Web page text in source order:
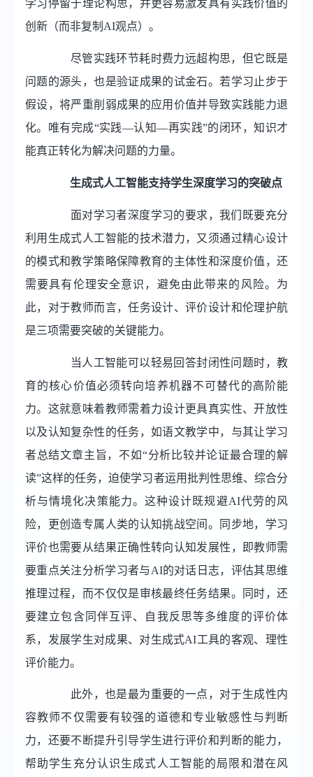
学习停留于理论构思，并更容易激发具有实践价值的
创新（而非复制AI观点）。
尽管实践环节耗时费力远超构思，但它既是
问题的源头，也是验证成果的试金石。若学习止步于
假设，将严重削弱成果的应用价值并导致实践能力退
化。唯有完成“实践—认知—再实践”的闭环，知识才
能真正转化为解决问题的力量。
生成式人工智能支持学生深度学习的突破点
面对学习者深度学习的要求，我们既要充分
利用生成式人工智能的技术潜力，又须通过精心设计
的模式和教学策略保障教育的主体性和深度价值，还
需要具有伦理安全意识，避免由此带来的风险。为
此，对于教师而言，任务设计、评价设计和伦理护航
是三项需要突破的关键能力。
当人工智能可以轻易回答封闭性问题时，教
育的核心价值必须转向培养机器不可替代的高阶能
力。这就意味着教师需着力设计更具真实性、开放性
以及认知复杂性的任务，如语文教学中，与其让学习
者总结文章主旨，不如“分析比较并论证最合理的解
读”这样的任务，迫使学习者运用批判性思维、综合分
析与情境化决策能力。这种设计既规避AI代劳的风
险，更创造专属人类的认知挑战空间。同步地，学习
评价也需要从结果正确性转向认知发展性，即教师需
要重点关注分析学习者与AI的对话日志，评估其思维
推理过程，而不仅仅是审核最终任务结果。同时，还
要建立包含同伴互评、自我反思等多维度的评价体
系，发展学生对成果、对生成式AI工具的客观、理性
评价能力。
此外，也是最为重要的一点，对于生成性内
容教师不仅需要有较强的道德和专业敏感性与判断
力，还要不断提升引导学生进行评价和判断的能力，
帮助学生充分认识生成式人工智能的局限和潜在风